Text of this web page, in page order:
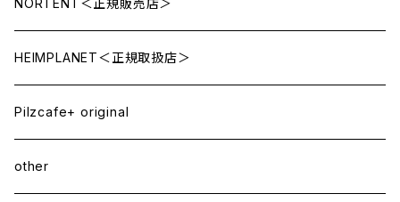
NORTENT＜正規販売店＞
HEIMPLANET＜正規取扱店＞
Pilzcafe+ original
other